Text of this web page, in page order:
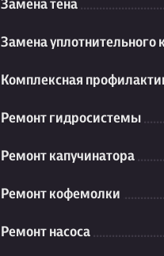
Замена тена
Замена уплотнительного
Комплексная
Ремонт гидросистемы
Ремонт капучинатора
Ремонт кофемолки
Ремонт насоса